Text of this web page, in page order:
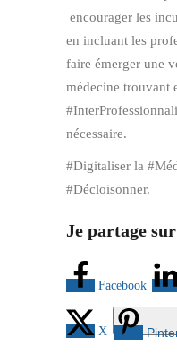
encourager les
en incluant les
faire émerger une
médecine trouvant
nécessaire.
#Digitaliser la
#Décloisonner.
Je partage
Facebook
X